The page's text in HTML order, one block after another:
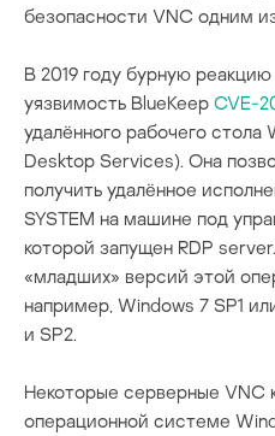
безопасности VNC одним
В 2019 году бурную
уязвимость BlueKeep CVE-
удалённого рабочего стола
Desktop Services). Она
получить удалённое
SYSTEM на машине под
которой запущен RDP
«младших» версий этой
например, Windows 7 SP1
и SP2.
Некоторые серверные VNC
операционной системе